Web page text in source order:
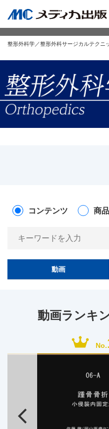
整形外科学／整形外科サージカルテクニ
コンテンツ 商品
動画
動画ランキ
No.